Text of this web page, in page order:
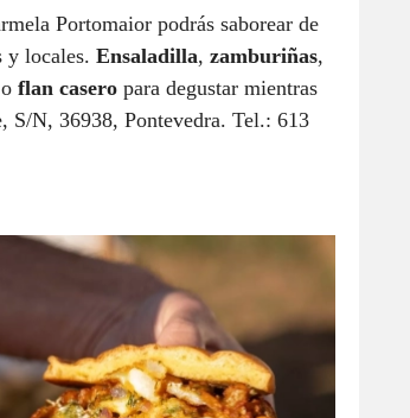
Portomaior podrás saborear de
y locales. Ensaladilla, zamburiñas,
o flan casero para degustar mientras
S/N, 36938, Pontevedra. Tel.: 613